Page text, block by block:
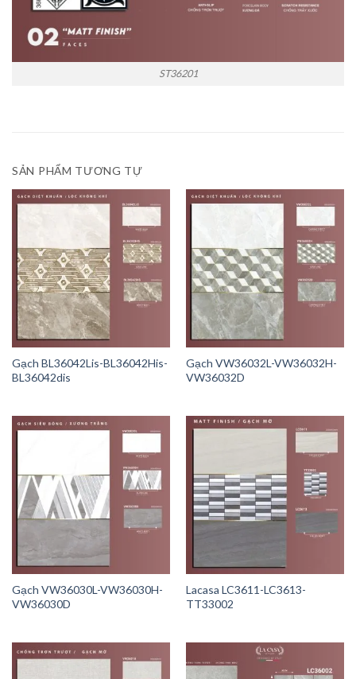
ST36201
SẢN PHẨM TƯƠNG TỰ
Gạch BL36042Lis-BL36042His-
BL36042dis
Gạch VW36032L-VW36032H-
VW36032D
Gạch VW36030L-VW36030H-
VW36030D
Lacasa LC3611-LC3613-
TT33002